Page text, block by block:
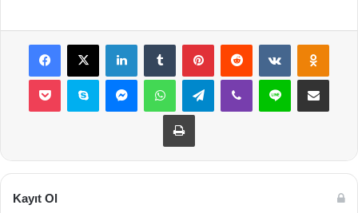
Facebook
X LinkedInTumblr PinterestReddit VKontakte
Pocket Skype MessengerWhatsAppTelegramViber Line E-Posta ile
Yazdır
Kayıt Ol